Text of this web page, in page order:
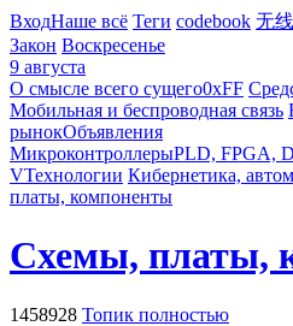
ВходНаше всё Теги codebook 无
Закон Воскресенье
9 августа
О смысле всего сущего0xFF
Мобильная и беспроводная связь
рынокОбъявления
МикроконтроллерыPLD, FPGA,
VТехнологии Кибернетика,
платы, компоненты
Схемы, платы,
1458928 Топик полностью